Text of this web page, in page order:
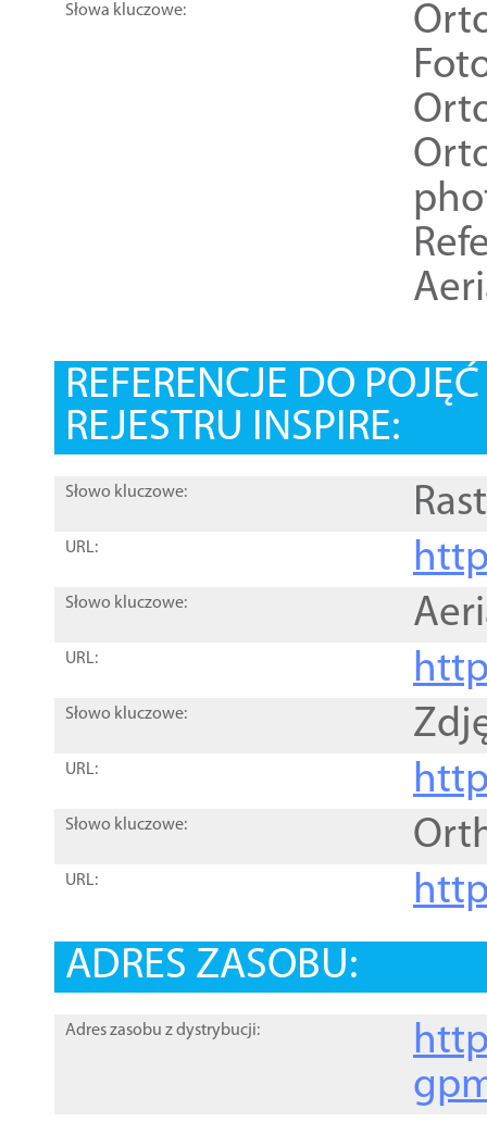
Słowa kluczowe:
REFERENCJE DO
REJESTRU INSPIRE:
Słowo kluczowe:
URL:
Słowo kluczowe:
URL:
Słowo kluczowe:
URL:
Słowo kluczowe:
URL:
ADRES ZASOBU:
Adres zasobu z dystrybucji: